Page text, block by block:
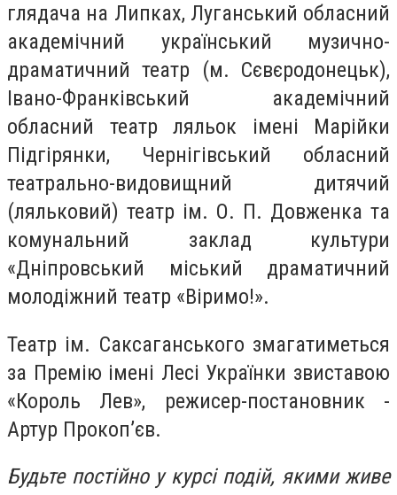
глядача на Липках, Луганський обласний
академічний український музично-
драматичний театр (м. Сєвєродонецьк),
Івано-Франківський академічний
обласний театр ляльок імені Марійки
Підгірянки, Чернігівський обласний
театрально-видовищний дитячий
(ляльковий) театр ім. О. П. Довженка та
комунальний заклад культури
«Дніпровський міський драматичний
молодіжний театр «Віримо!».
Театр ім. Саксаганського змагатиметься
за Премію імені Лесі Українки звиставою
«Король Лев», режисер-постановник -
Артур Прокоп’єв.
Будьте постійно у курсі подій, якими живе